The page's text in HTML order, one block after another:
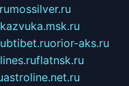
mossilver.ru
orior-aks.ru
flatnsk.ru
astroline.net.ru